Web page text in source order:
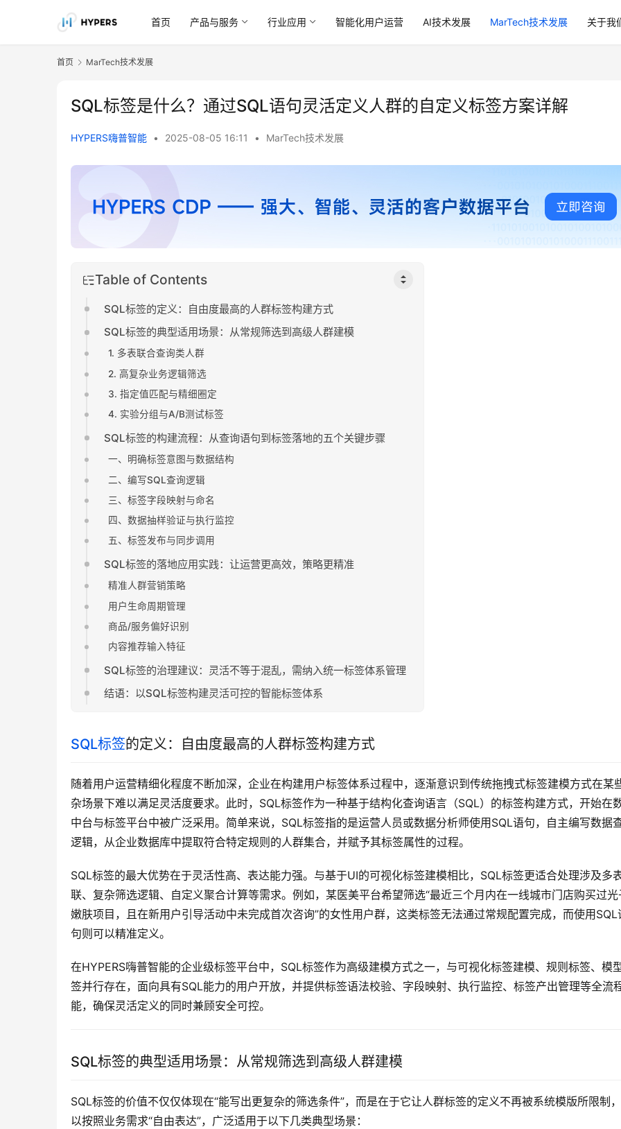
首页 产品与服务 行业应用 智能化用户运营 AI技术发展 MarTech技术发展 关于我
首页 MarTech技术发展
SQL标签是什么？通过SQL语句灵活定义人群的自定义标签方案详解
HYPERS嗨普智能 • 2025-08-05 16:11 • MarTech技术发展
Table of Contents
SQL标签的定义：自由度最高的人群标签构建方式
SQL标签的典型适用场景：从常规筛选到高级人群建模
1. 多表联合查询类人群
2. 高复杂业务逻辑筛选
3. 指定值匹配与精细圈定
4. 实验分组与A/B测试标签
SQL标签的构建流程：从查询语句到标签落地的五个关键步骤
一、明确标签意图与数据结构
二、编写SQL查询逻辑
三、标签字段映射与命名
四、数据抽样验证与执行监控
五、标签发布与同步调用
SQL标签的落地应用实践：让运营更高效，策略更精准
精准人群营销策略
用户生命周期管理
商品/服务偏好识别
内容推荐输入特征
SQL标签的治理建议：灵活不等于混乱，需纳入统一标签体系管理
结语：以SQL标签构建灵活可控的智能标签体系
SQL标签的定义：自由度最高的人群标签构建方式
随着用户运营精细化程度不断加深，企业在构建用户标签体系过程中，逐渐意识到传统拖拽式标签建模方式在某
杂场景下难以满足灵活度要求。此时，SQL标签作为一种基于结构化查询语言（SQL）的标签构建方式，开始在
中台与标签平台中被广泛采用。简单来说，SQL标签指的是运营人员或数据分析师使用SQL语句，自主编写数据
逻辑，从企业数据库中提取符合特定规则的人群集合，并赋予其标签属性的过程。
SQL标签的最大优势在于灵活性高、表达能力强。与基于UI的可视化标签建模相比，SQL标签更适合处理涉及多
联、复杂筛选逻辑、自定义聚合计算等需求。例如，某医美平台希望筛选“最近三个月内在一线城市门店购买过光
嫩肤项目，且在新用户引导活动中未完成首次咨询”的女性用户群，这类标签无法通过常规配置完成，而使用SQL
句则可以精准定义。
在HYPERS嗨普智能的企业级标签平台中，SQL标签作为高级建模方式之一，与可视化标签建模、规则标签、模
签并行存在，面向具有SQL能力的用户开放，并提供标签语法校验、字段映射、执行监控、标签产出管理等全流
能，确保灵活定义的同时兼顾安全可控。
SQL标签的典型适用场景：从常规筛选到高级人群建模
SQL标签的价值不仅仅体现在“能写出更复杂的筛选条件”，而是在于它让人群标签的定义不再被系统模版所限制
以按照业务需求“自由表达”，广泛适用于以下几类典型场景：